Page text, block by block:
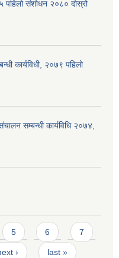
पहिलो संशोधन २०८० दोस्रो
कार्यविधी, २०७९ पहिलो
सम्बन्धी कार्यविधि २०७४,
5 6 7
› last »